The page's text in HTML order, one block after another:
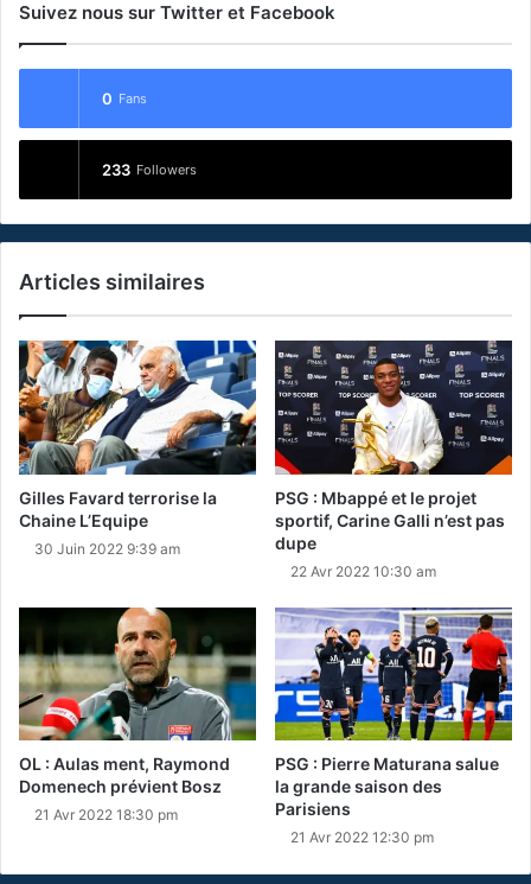
Suivez nous sur Twitter et Facebook
0 Fans
233 Followers
Articles similaires
Gilles Favard terrorise la
Chaine L’Equipe
30 Juin 2022 9:39 am
PSG : Mbappé et le projet
sportif, Carine Galli n’est pas
dupe
22 Avr 2022 10:30 am
OL : Aulas ment, Raymond
Domenech prévient Bosz
21 Avr 2022 18:30 pm
PSG : Pierre Maturana salue
la grande saison des
Parisiens
21 Avr 2022 12:30 pm